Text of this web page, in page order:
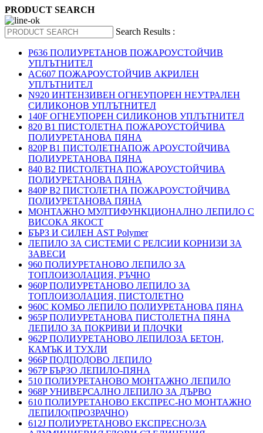
PRODUCT SEARCH
Search Results :
P636 ПОЛИУРЕТАНОВ ПОЖАРОУСТОЙЧИВ
УПЛЪТНИТЕЛ
AC607 ПОЖАРОУСТОЙЧИВ АКРИЛЕН
УПЛЪТНИТЕЛ
N920 ИНТЕНЗИВЕН ОГНЕУПОРЕН НЕУТРАЛЕН
СИЛИКОНОВ УПЛЪТНИТЕЛ
140F ОГНЕУПОРЕН СИЛИКОНОВ УПЛЪТНИТЕЛ
820 B1 ПИСТОЛЕТНА ПОЖАРОУСТОЙЧИВА
ПОЛИУРЕТАНОВА ПЯНА
820P B1 ПИСТОЛЕТНАПОЖ АРОУСТОЙЧИВА
ПОЛИУРЕТАНОВА ПЯНА
840 B2 ПИСТОЛЕТНА ПОЖАРОУСТОЙЧИВА
ПОЛИУРЕТАНОВА ПЯНА
840P B2 ПИСТОЛЕТНА ПОЖАРОУСТОЙЧИВА
ПОЛИУРЕТАНОВА ПЯНА
МОНТАЖНО МУЛТИФУНКЦИОНАЛНО ЛЕПИЛО С
ВИСОКА ЯКОСТ
БЪРЗ И СИЛЕН AST Polymer
ЛЕПИЛО ЗА СИСТЕМИ С РЕЛСИИ КОРНИЗИ ЗА
ЗАВЕСИ
960 ПОЛИУРЕТАНОВО ЛЕПИЛО ЗА
ТОПЛОИЗОЛАЦИЯ, РЪЧНО
960P ПОЛИУРЕТАНОВО ЛЕПИЛО ЗА
ТОПЛОИЗОЛАЦИЯ, ПИСТОЛЕТНО
960C КОМБО ЛЕПИЛО ПОЛИУРЕТАНОВА ПЯНА
965P ПОЛИУРЕТАНОВА ПИСТОЛЕТНА ПЯНА
ЛЕПИЛО ЗА ПОКРИВИ И ПЛОЧКИ
962P ПОЛИУРЕТАНОВО ЛЕПИЛОЗА БЕТОН,
КАМЪК И ТУХЛИ
966P ПОДПОДОВО ЛЕПИЛО
967P БЪРЗО ЛЕПИЛО-ПЯНА
510 ПОЛИУРЕТАНОВО МОНТАЖНО ЛЕПИЛО
968P УНИВЕРСАЛНО ЛЕПИЛО ЗА ДЪРВО
610 ПОЛИУРЕТАНОВО ЕКСПРЕС-НО МОНТАЖНО
ЛЕПИЛО(ПРОЗРАЧНО)
612J ПОЛИУРЕТАНОВО ЕКСПРЕСНО/ЗА